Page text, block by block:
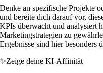
Denke an spezifische Projekte
und bereite dich darauf vor,
KPIs überwacht und analysiert
Marketingstrategien zu
Ergebnisse sind hier besonders
✨Zeige deine KI-Affinität